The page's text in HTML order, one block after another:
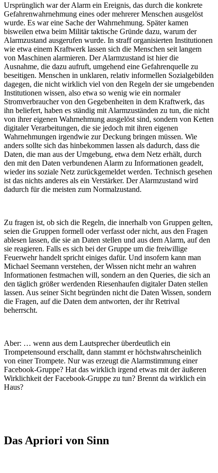
Ursprünglich war der Alarm ein Ereignis, das durch die konkrete
Gefahrenwahrnehmung eines oder mehrerer Menschen ausgelöst
wurde. Es war eine Sache der Wahrnehmung. Später kamen
bisweilen etwa beim Militär taktische Gründe dazu, warum der
Alarmzustand ausgerufen wurde. In straff organisierten Institutionen
wie etwa einem Kraftwerk lassen sich die Menschen seit langem
von Maschinen alarmieren. Der Alarmzustand ist hier die
Ausnahme, die dazu aufruft, umgehend eine Gefahrenquelle zu
beseitigen. Menschen in unklaren, relativ informellen Sozialgebilden
dagegen, die nicht wirklich viel von den Regeln der sie umgebenden
Institutionen wissen, also etwa so wenig wie ein normaler
Stromverbraucher von den Gegebenheiten in dem Kraftwerk, das
ihn beliefert, haben es ständig mit Alarmzuständen zu tun, die nicht
von ihrer eigenen Wahrnehmung ausgelöst sind, sondern von Ketten
digitaler Verarbeitungen, die sie jedoch mit ihren eigenen
Wahrnehmungen irgendwie zur Deckung bringen müssen. Wie
anders sollte sich das hinbekommen lassen als dadurch, dass die
Daten, die man aus der Umgebung, etwa dem Netz erhält, durch
den mit den Daten verbundenen Alarm zu Informationen geadelt,
wieder ins soziale Netz zurückgemeldet werden. Technisch gesehen
ist das nichts anderes als ein Verstärker. Der Alarmzustand wird
dadurch für die meisten zum Normalzustand.
Zu fragen ist, ob sich die Regeln, die innerhalb von Gruppen gelten,
seien die Gruppen formell oder verfasst oder nicht, aus den Fragen
ablesen lassen, die sie an Daten stellen und aus dem Alarm, auf den
sie reagieren. Falls es sich bei der Gruppe um die freiwillige
Feuerwehr handelt spricht einiges dafür. Und insofern kann man
Michael Seemann verstehen, der Wissen nicht mehr an wahren
Informationen festmachen will, sondern an den Queries, die sich an
den täglich größer werdenden Riesenhaufen digitaler Daten stellen
lassen. Aus seiner Sicht begründen nicht die Daten Wissen, sondern
die Fragen, auf die Daten dem antworten, der ihr Retrival
beherrscht.
Aber: … wenn aus dem Lautsprecher überdeutlich ein
Trompetensound erschallt, dann stammt er höchstwahrscheinlich
von einer Trompete. Nur was erzeugt die Alarmstimmung einer
Facebook-Gruppe? Hat das wirklich irgend etwas mit der äußeren
Wirklichkeit der Facebook-Gruppe zu tun? Brennt da wirklich ein
Haus?
Das Apriori von Sinn